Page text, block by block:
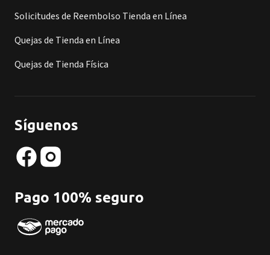
Solicitudes de Reembolso Tienda en Línea
Quejas de Tienda en Línea
Quejas de Tienda Física
Síguenos
Pago 100% seguro